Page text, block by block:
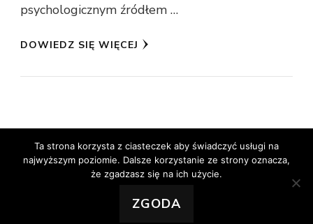
psychologicznym źródłem …
DOWIEDZ SIĘ WIĘCEJ
© prawa autorskie2026dziarskowchmury. Wszelkie
prawa zastrzeżone. Vilva | Stworzony przez
.Silnik:WordPress
Ta strona korzysta z ciasteczek aby świadczyć usługi na
najwyższym poziomie. Dalsze korzystanie ze strony oznacza,
że zgadzasz się na ich użycie.
ZGODA